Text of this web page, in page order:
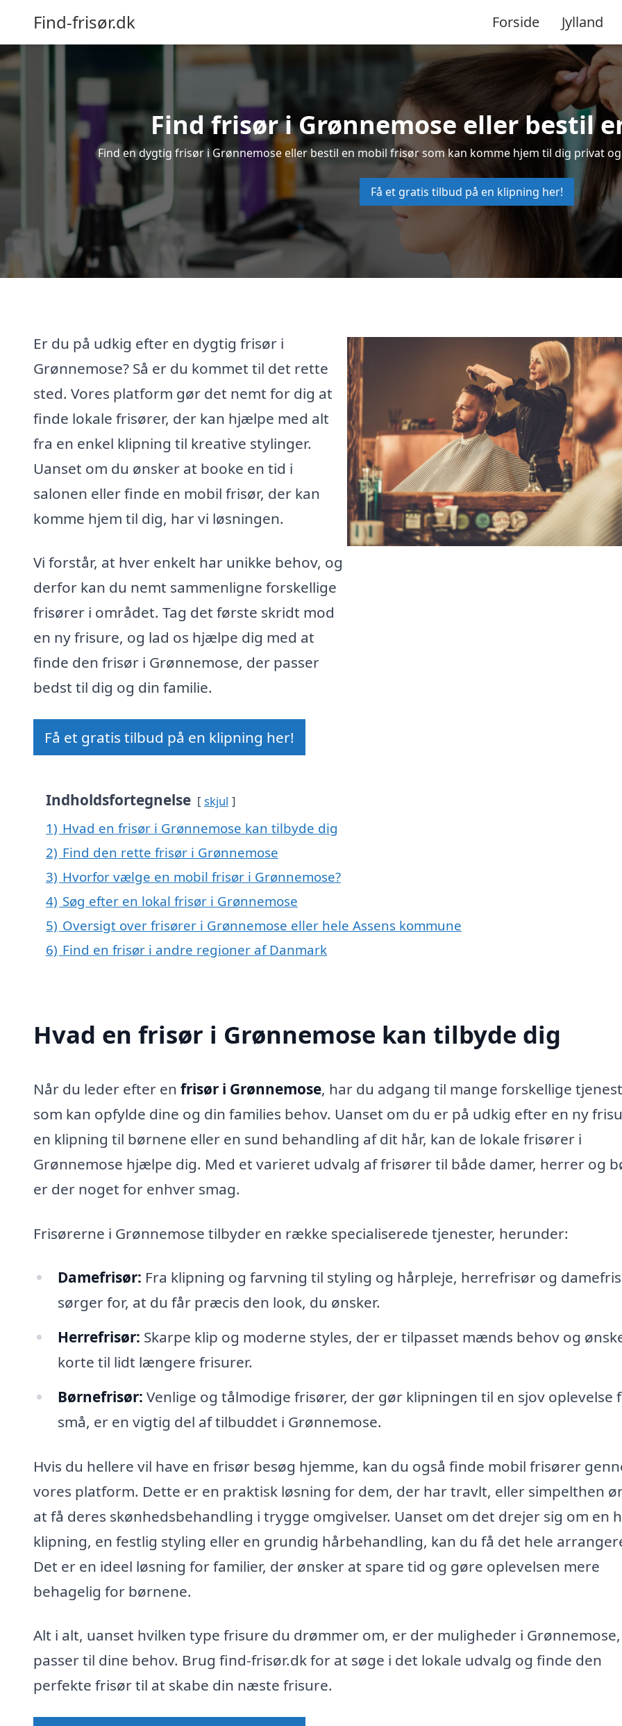
Find-frisør.dk Forside Jylland
Find frisør i Grønnemose eller bestil
Find en dygtig frisør i Grønnemose eller bestil en mobil frisør som kan komme hjem til dig privat
Få et gratis tilbud på en klipning her!
Er du på udkig efter en dygtig frisør i
Grønnemose? Så er du kommet til det rette
sted. Vores platform gør det nemt for dig at
finde lokale frisører, der kan hjælpe med alt
fra en enkel klipning til kreative stylinger.
Uanset om du ønsker at booke en tid i
salonen eller finde en mobil frisør, der kan
komme hjem til dig, har vi løsningen.
Vi forstår, at hver enkelt har unikke behov, og
derfor kan du nemt sammenligne forskellige
frisører i området. Tag det første skridt mod
en ny frisure, og lad os hjælpe dig med at
finde den frisør i Grønnemose, der passer
bedst til dig og din familie.
Få et gratis tilbud på en klipning her!
Indholdsfortegnelse skjul
1) Hvad en frisør i Grønnemose kan tilbyde dig
2) Find den rette frisør i Grønnemose
3) Hvorfor vælge en mobil frisør i Grønnemose?
4) Søg efter en lokal frisør i Grønnemose
5) Oversigt over frisører i Grønnemose eller hele Assens kommune
6) Find en frisør i andre regioner af Danmark
Hvad en frisør i Grønnemose kan tilbyde dig
Når du leder efter en frisør i Grønnemose, har du adgang til mange forskellige
som kan opfylde dine og din families behov. Uanset om du er på udkig efter en ny
en klipning til børnene eller en sund behandling af dit hår, kan de lokale frisører i
Grønnemose hjælpe dig. Med et varieret udvalg af frisører til både damer, herrer og
er der noget for enhver smag.
Frisørerne i Grønnemose tilbyder en række specialiserede tjenester, herunder:
Damefrisør: Fra klipning og farvning til styling og hårpleje, herrefrisør og
sørger for, at du får præcis den look, du ønsker.
Herrefrisør: Skarpe klip og moderne styles, der er tilpasset mænds behov og
korte til lidt længere frisurer.
Børnefrisør: Venlige og tålmodige frisører, der gør klipningen til en sjov oplevelse
små, er en vigtig del af tilbuddet i Grønnemose.
Hvis du hellere vil have en frisør besøg hjemme, kan du også finde mobil frisører
vores platform. Dette er en praktisk løsning for dem, der har travlt, eller simpelthen
at få deres skønhedsbehandling i trygge omgivelser. Uanset om det drejer sig om en
klipning, en festlig styling eller en grundig hårbehandling, kan du få det hele
Det er en ideel løsning for familier, der ønsker at spare tid og gøre oplevelsen mere
behagelig for børnene.
Alt i alt, uanset hvilken type frisure du drømmer om, er der muligheder i
passer til dine behov. Brug find-frisør.dk for at søge i det lokale udvalg og finde den
perfekte frisør til at skabe din næste frisure.